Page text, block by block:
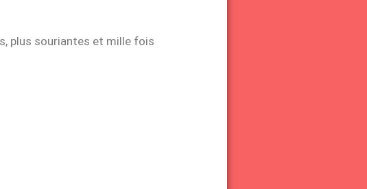
plus souriantes et mille fois